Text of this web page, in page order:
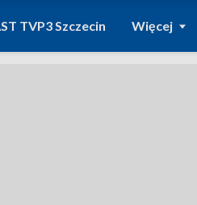
TVP3 Szczecin Więcej